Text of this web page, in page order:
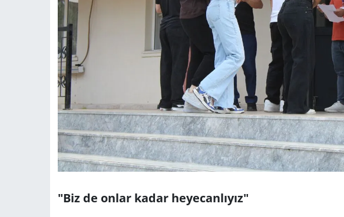
"Biz de onlar kadar heyecanlıyız"